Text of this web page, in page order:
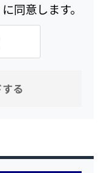
に同意します。